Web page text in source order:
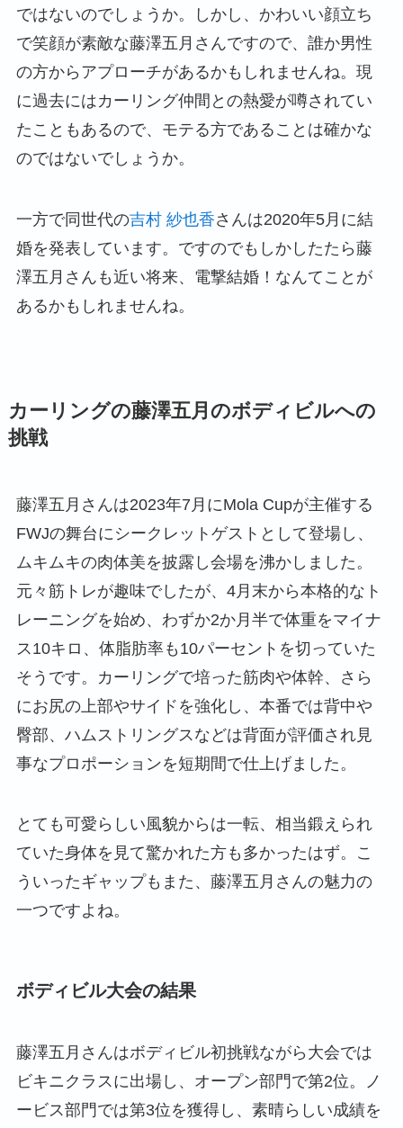
ではないのでしょうか。しかし、かわいい顔立ち
で笑顔が素敵な藤澤五月さんですので、誰か男性
の方からアプローチがあるかもしれませんね。現
に過去にはカーリング仲間との熱愛が噂されてい
たこともあるので、モテる方であることは確かな
のではないでしょうか。
一方で同世代の吉村 紗也香さんは2020年5月に結
婚を発表しています。ですのでもしかしたたら藤
澤五月さんも近い将来、電撃結婚！なんてことが
あるかもしれませんね。
カーリングの藤澤五月のボディビルへの
挑戦
藤澤五月さんは2023年7月にMola Cupが主催する
FWJの舞台にシークレットゲストとして登場し、
ムキムキの肉体美を披露し会場を沸かしました。
元々筋トレが趣味でしたが、4月末から本格的なト
レーニングを始め、わずか2か月半で体重をマイナ
ス10キロ、体脂肪率も10パーセントを切っていた
そうです。カーリングで培った筋肉や体幹、さら
にお尻の上部やサイドを強化し、本番では背中や
臀部、ハムストリングスなどは背面が評価され見
事なプロポーションを短期間で仕上げました。
とても可愛らしい風貌からは一転、相当鍛えられ
ていた身体を見て驚かれた方も多かったはず。こ
ういったギャップもまた、藤澤五月さんの魅力の
一つですよね。
ボディビル大会の結果
藤澤五月さんはボディビル初挑戦ながら大会では
ビキニクラスに出場し、オープン部門で第2位。ノ
ービス部門では第3位を獲得し、素晴らしい成績を